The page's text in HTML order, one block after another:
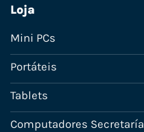
Loja
Mini PCs
Portáteis
Tablets
Computadores Secretaría